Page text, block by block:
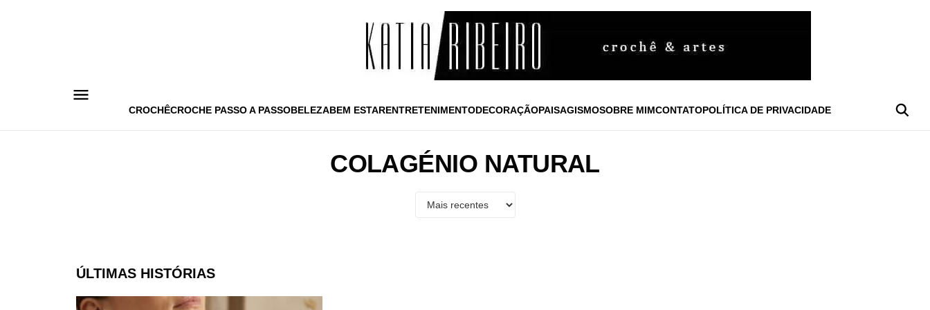
CROCHÊCROCHE PASSO A PASSOBELEZABEM ESTARENTRETENIMENTODECORAÇÃOPAISAGISMOSOBRE MIMCONTATOPOLÍTICA DE PRIVACIDADE
COLAGÉNIO NATURAL
ÚLTIMAS HISTÓRIAS